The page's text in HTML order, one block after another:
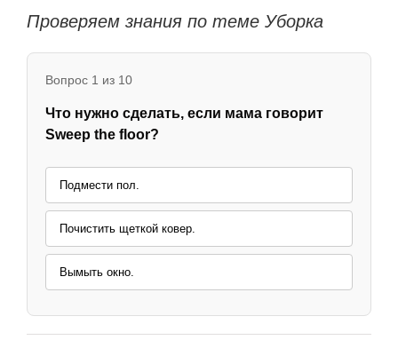
Проверяем знания по теме Уборка
Вопрос 1 из 10
Что нужно сделать, если мама говорит
Sweep the floor?
Подмести пол.
Почистить щеткой ковер.
Вымыть окно.